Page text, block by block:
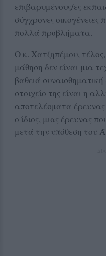
επιβαρυμένους/ες
σύγχρονες οικογένειες
πολλά προβλήματα.
Ο κ. Χατζηπέμου,
μάθηση δεν είναι μια
βαθειά
στοιχείο της είναι η
αποτελέσματα έρευνας
ο ίδιος, μιας έρευνας
μετά την υπόθεση του